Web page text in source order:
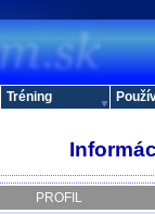
PROFIL
Tréning